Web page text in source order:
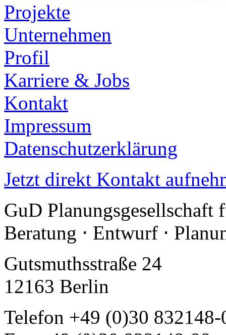
Projekte
Unternehmen
Profil
Karriere & Jobs
Kontakt
Impressum
Datenschutzerklärung
Jetzt direkt Kontakt
GuD Planungsgesellschaft
Beratung ⋅ Entwurf ⋅
Gutsmuthsstraße 24
12163 Berlin
Telefon +49 (0)30 832148-